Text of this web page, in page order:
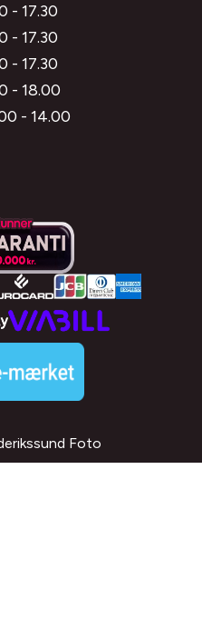
- 17.30
- 17.30
- 17.30
- 18.00
- 14.00
Foto